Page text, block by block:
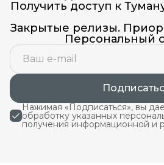
Получить доступ к
Закрытые релизы.
Персональный
Нажимая «Подписаться», вы
обработку указанных
получения информационной и